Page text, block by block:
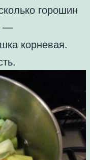
горошин
—
корневая.